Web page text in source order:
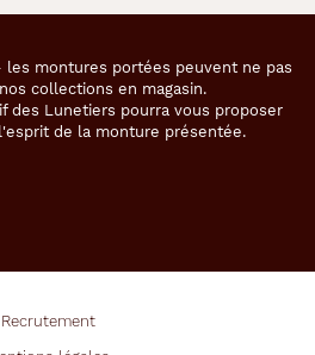
montures portées peuvent ne pas
collections en magasin.
des Lunetiers pourra vous proposer
de la monture présentée.
Recrutement